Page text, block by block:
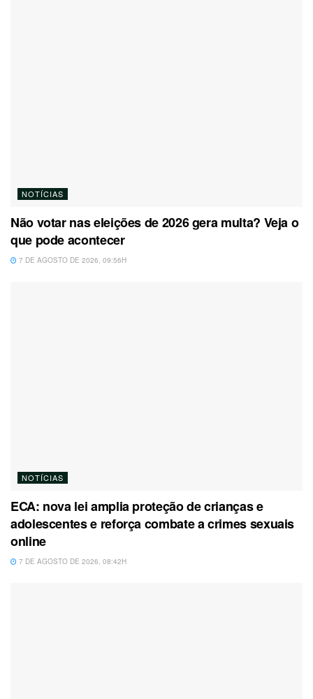
NOTÍCIAS
Não votar nas eleições de 2026 gera multa? Veja o
que pode acontecer
7 DE AGOSTO DE 2026, 09:56H
NOTÍCIAS
ECA: nova lei amplia proteção de crianças e
adolescentes e reforça combate a crimes sexuais
online
7 DE AGOSTO DE 2026, 08:42H